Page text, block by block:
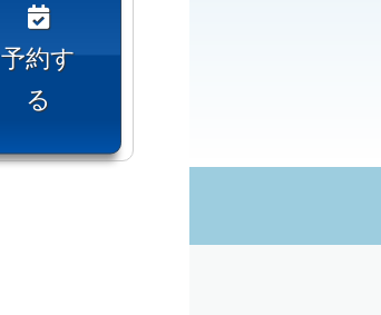
予約す
る